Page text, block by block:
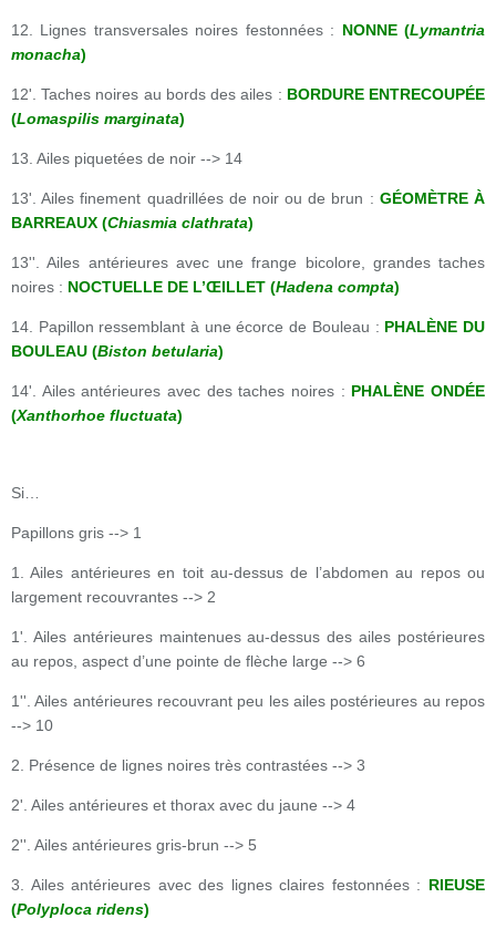
12. Lignes transversales noires festonnées : NONNE (Lymantria
monacha)
12'. Taches noires au bords des ailes : BORDURE ENTRECOUPÉE
(Lomaspilis marginata)
13. Ailes piquetées de noir --> 14
13'. Ailes finement quadrillées de noir ou de brun : GÉOMÈTRE À
BARREAUX (Chiasmia clathrata)
13''. Ailes antérieures avec une frange bicolore, grandes taches
noires : NOCTUELLE DE L’ŒILLET (Hadena compta)
14. Papillon ressemblant à une écorce de Bouleau : PHALÈNE DU
BOULEAU (Biston betularia)
14'. Ailes antérieures avec des taches noires : PHALÈNE ONDÉE
(Xanthorhoe fluctuata)
Si…
Papillons gris --> 1
1. Ailes antérieures en toit au-dessus de l’abdomen au repos ou
largement recouvrantes --> 2
1'. Ailes antérieures maintenues au-dessus des ailes postérieures
au repos, aspect d’une pointe de flèche large --> 6
1''. Ailes antérieures recouvrant peu les ailes postérieures au repos
--> 10
2. Présence de lignes noires très contrastées --> 3
2'. Ailes antérieures et thorax avec du jaune --> 4
2''. Ailes antérieures gris-brun --> 5
3. Ailes antérieures avec des lignes claires festonnées : RIEUSE
(Polyploca ridens)